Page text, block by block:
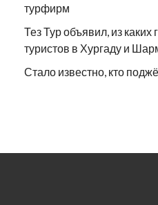
турфирм
Тез Тур объявил, из каких
туристов в Хургаду и
Стало известно, кто